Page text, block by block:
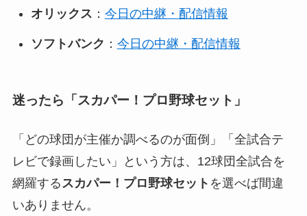
オリックス ： 今日の中継・配信情報
ソフトバンク ： 今日の中継・配信情報
迷ったら「スカパー！プロ野球セット」
「どの球団が主催か調べるのが面倒」「全試合テ
レビで録画したい」という方は、12球団全試合を
網羅する スカパー！プロ野球セット を選べば間違
いありません。